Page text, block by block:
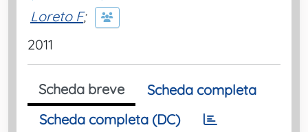
Loreto F;
2011
Scheda breve
Scheda completa
Scheda completa (DC)